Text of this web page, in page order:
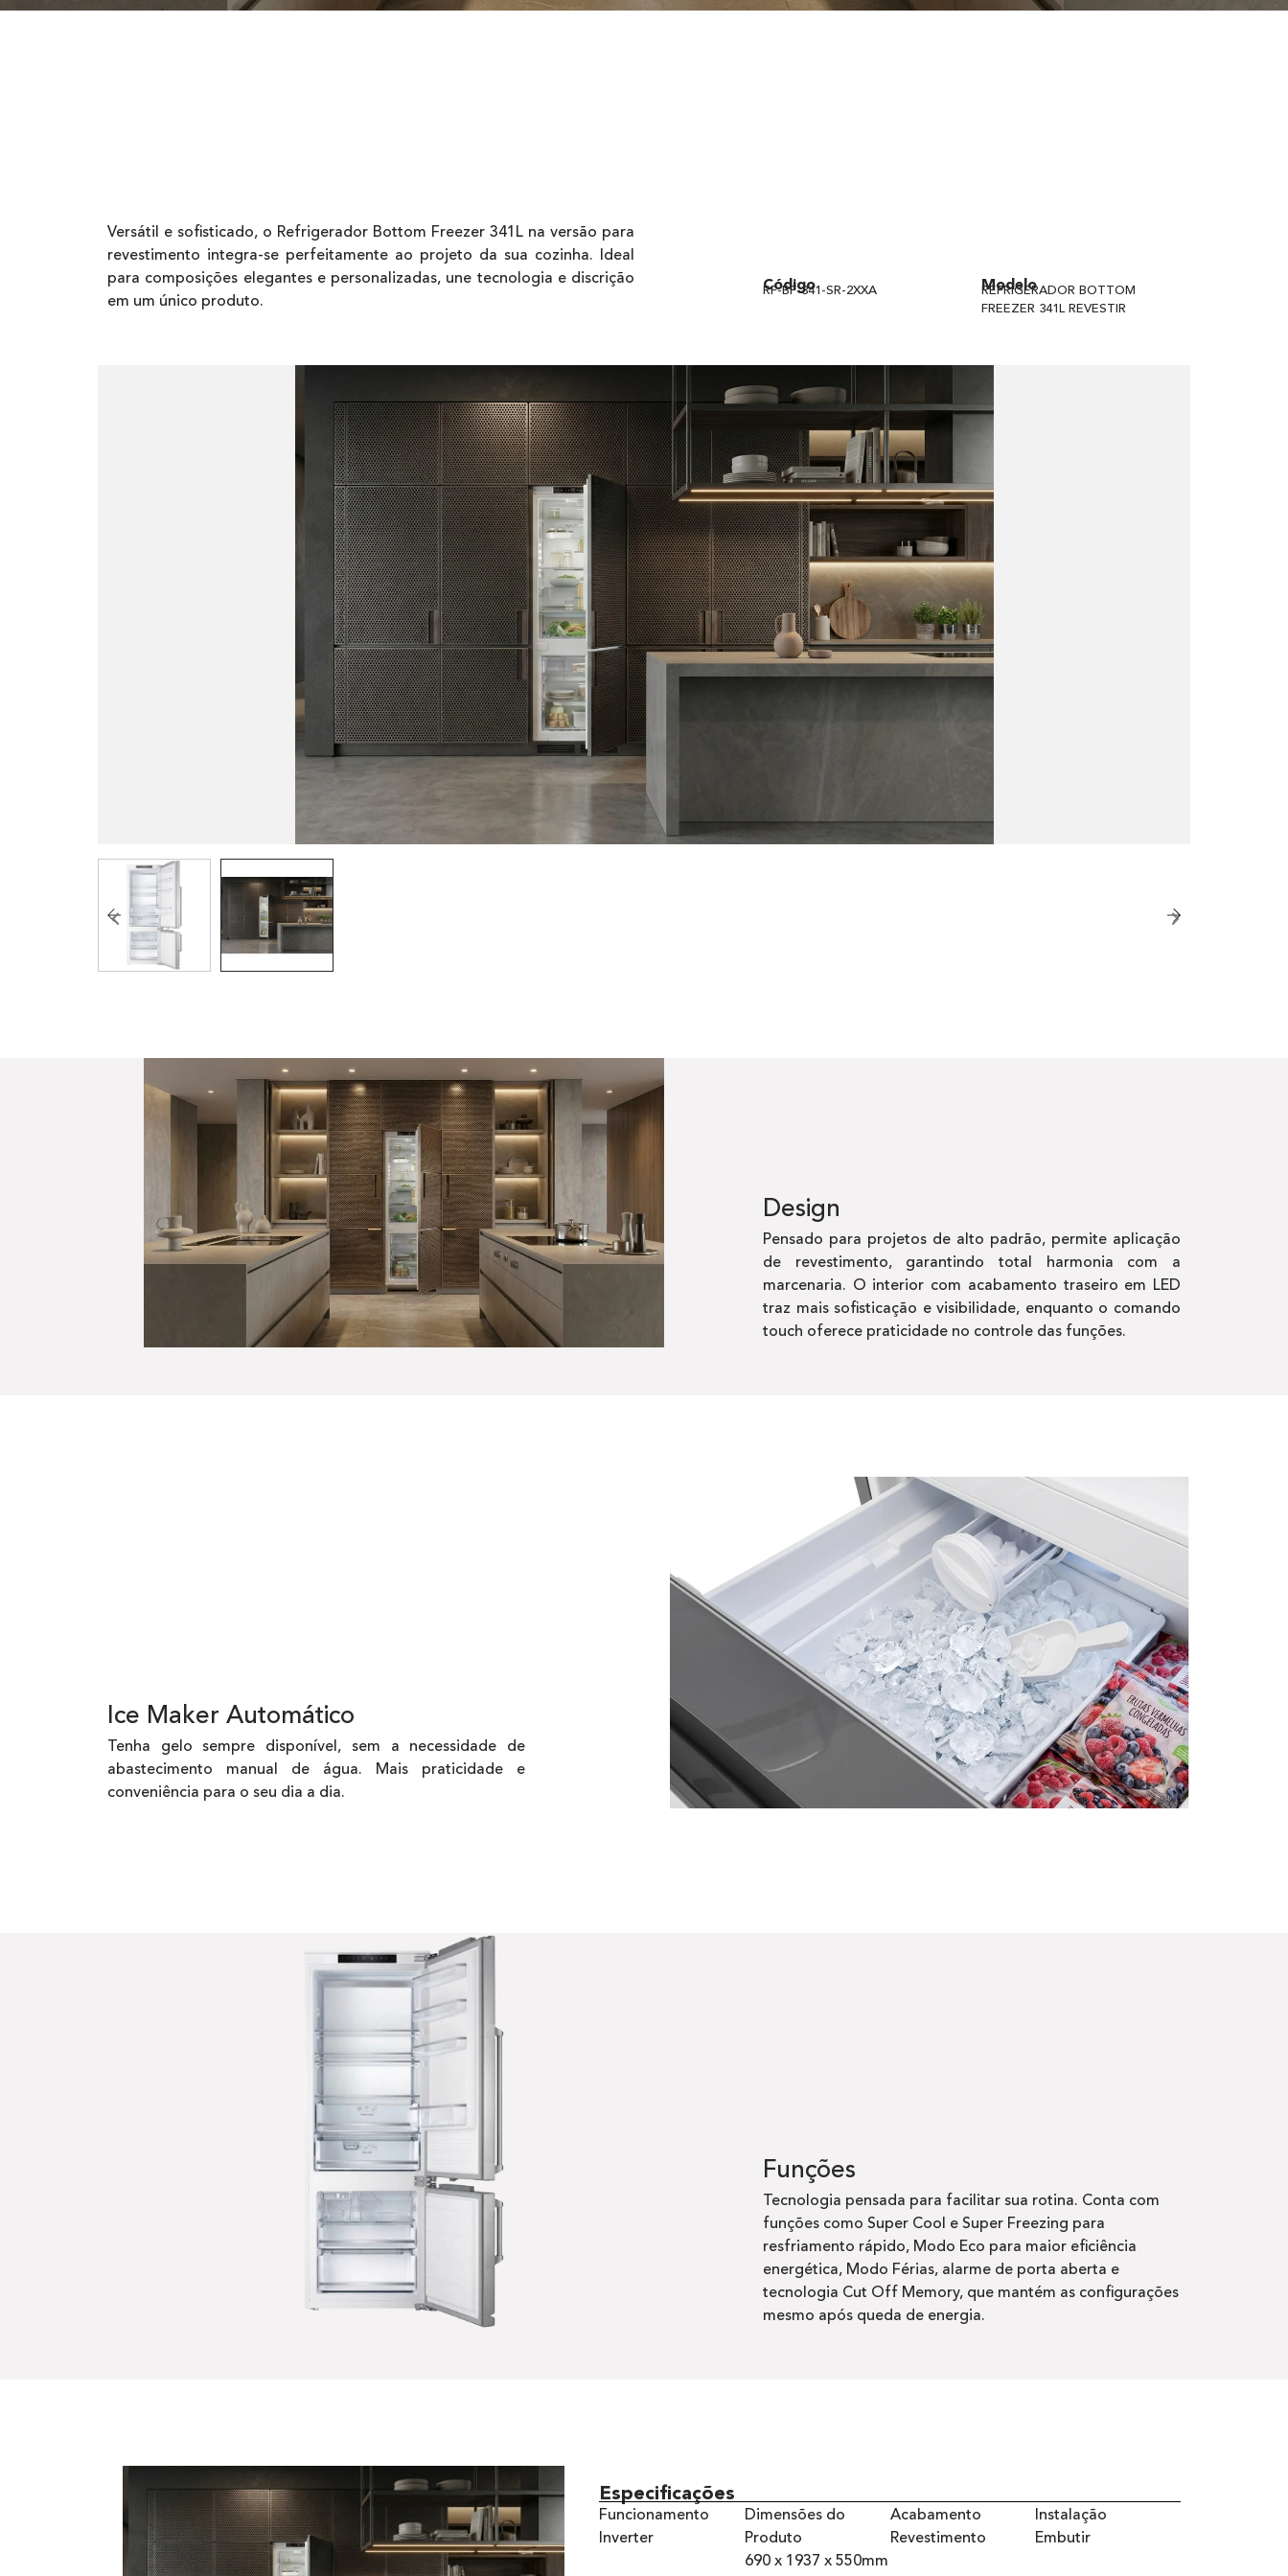
Versátil e sofisticado, o Refrigerador Bottom Freezer 341L na versão para
revestimento integra-se perfeitamente ao projeto da sua cozinha. Ideal
para composições elegantes e personalizadas, une tecnologia e discrição
em um único produto.
Código
RF-BF-341-SR-2XXA Modelo
REFRIGERADOR BOTTOM
FREEZER 341L REVESTIR
Design
Pensado para projetos de alto padrão, permite aplicação
de revestimento, garantindo total harmonia com a
marcenaria. O interior com acabamento traseiro em LED
traz mais sofisticação e visibilidade, enquanto o comando
touch oferece praticidade no controle das funções.
Ice Maker Automático
Tenha gelo sempre disponível, sem a necessidade de
abastecimento manual de água. Mais praticidade e
conveniência para o seu dia a dia.
Funções
Tecnologia pensada para facilitar sua rotina. Conta com
funções como Super Cool e Super Freezing para
resfriamento rápido, Modo Eco para maior eficiência
energética, Modo Férias, alarme de porta aberta e
tecnologia Cut Off Memory, que mantém as configurações
mesmo após queda de energia.
Especificações
Funcionamento
Inverter
Dimensões do
Produto
690 x 1937 x 550mm
Acabamento
Revestimento
Instalação
Embutir